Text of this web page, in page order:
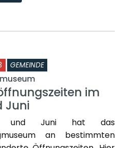
GEMEINDE
im
Juni
und Juni hat das
an bestimmten